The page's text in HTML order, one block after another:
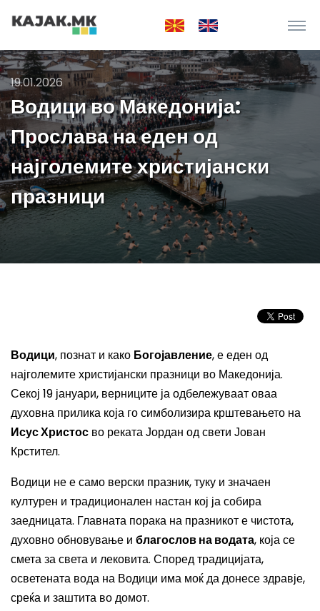
19.01.2026
Водици во Македонија:
Прослава на еден од
најголемите христијански
празници
Водици, познат и како Богојавление, е еден од
најголемите христијански празници во Македонија.
Секој 19 јануари, верниците ја одбележуваат оваа
духовна прилика која го симболизира крштевањето на
Исус Христос во реката Јордан од свети Јован
Крстител.
Водици не е само верски празник, туку и значаен
културен и традиционален настан кој ја собира
заедницата. Главната порака на празникот е чистота,
духовно обновување и благослов на водата, која се
смета за света и лековита. Според традицијата,
осветената вода на Водици има моќ да донесе здравје,
среќа и заштита во домот.